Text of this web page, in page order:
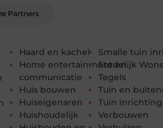
Haard en kachel
Home entertainment en
communicatie
Huis bouwen
Huiseigenaren
Huishoudelijk
Smalle tuin
Stedelijk
Tegels
Tuin en
Tuin inrichting
Verbouwen
Partners